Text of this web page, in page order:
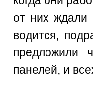
от них ждали
водится,
предложили
панелей, и